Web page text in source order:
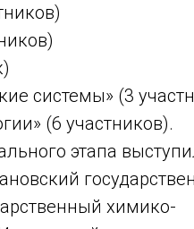
системы» (3
(6 участников).
этапа
химико-